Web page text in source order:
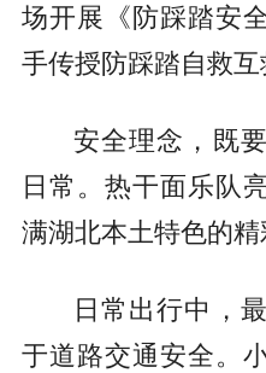
场开展《防踩踏安
手传授防踩踏自救互
安全理念，既
日常。热干面乐队
满湖北本土特色的精
日常出行中，
于道路交通安全。